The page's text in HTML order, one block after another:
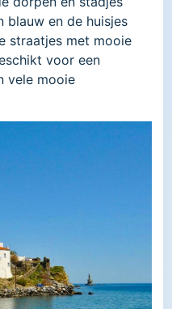
blauw en de huisjes
straatjes met mooie
voor een
vele mooie